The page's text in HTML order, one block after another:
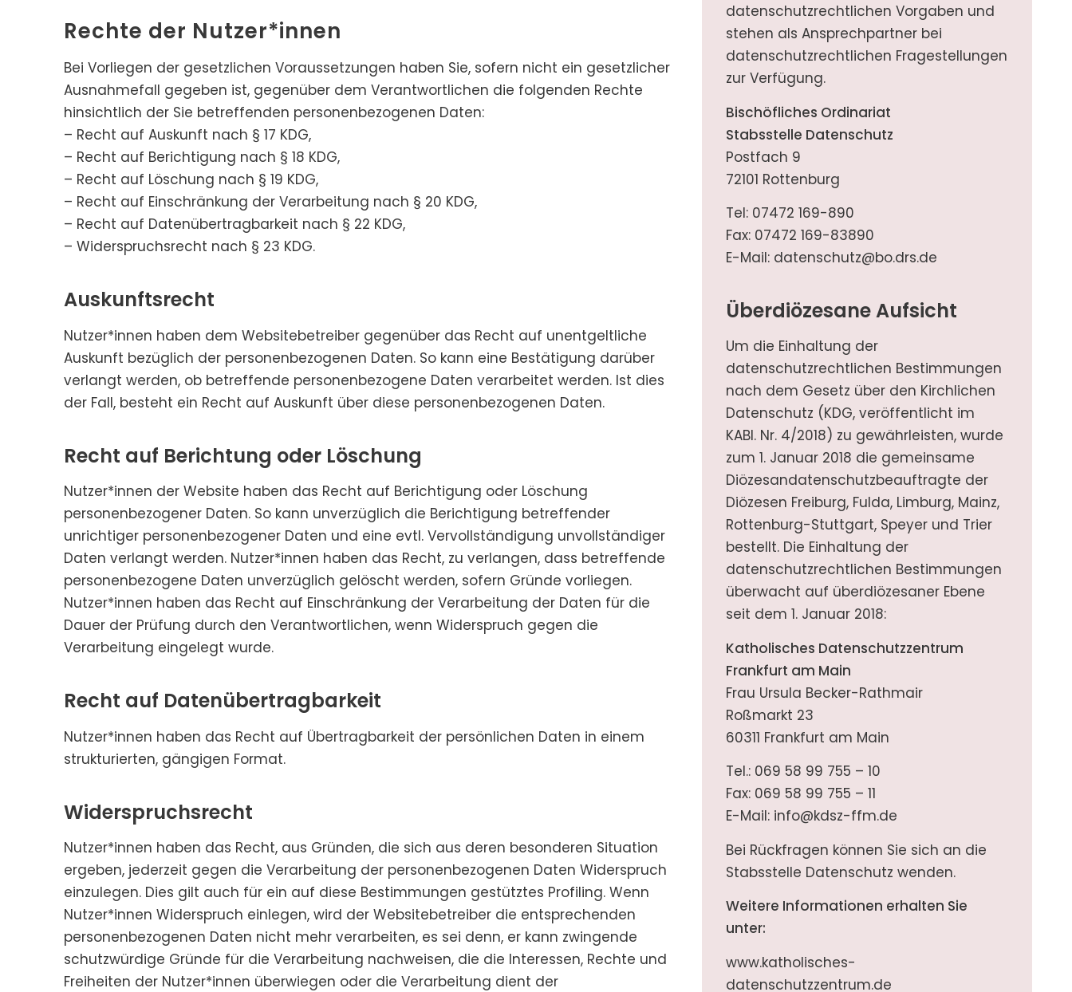
Rechte der Nutzer*innen
Bei Vorliegen der gesetzlichen Voraussetzungen haben Sie, sofern nicht ein gesetzlicher
Ausnahmefall gegeben ist, gegenüber dem Verantwortlichen die folgenden Rechte
hinsichtlich der Sie betreffenden personenbezogenen Daten:
– Recht auf Auskunft nach § 17 KDG,
– Recht auf Berichtigung nach § 18 KDG,
– Recht auf Löschung nach § 19 KDG,
– Recht auf Einschränkung der Verarbeitung nach § 20 KDG,
– Recht auf Datenübertragbarkeit nach § 22 KDG,
– Widerspruchsrecht nach § 23 KDG.
Auskunftsrecht
Nutzer*innen haben dem Websitebetreiber gegenüber das Recht auf unentgeltliche
Auskunft bezüg­lich der personenbezogenen Daten. So kann eine Bestätigung darüber
verlangt werden, ob betreffende personenbezogene Daten verarbeitet werden. Ist dies
der Fall, besteht ein Recht auf Auskunft über diese personenbezogenen Daten.
Recht auf Berichtung oder Löschung
Nutzer*innen der Website haben das Recht auf Berichtigung oder Löschung
personenbezogener Daten. So kann unverzüglich die Berichtigung betreffender
unrichtiger personenbezogener Daten und eine evtl. Vervollständigung unvollständiger
Daten verlangt werden. Nutzer*innen haben das Recht, zu verlangen, dass betreffende
personenbezogene Daten unverzüglich gelöscht werden, sofern Gründe vorliegen.
Nutzer*innen haben das Recht auf Einschränkung der Verarbeitung der Daten für die
Dauer der Prüfung durch den Verantwortlichen, wenn Widerspruch gegen die
Verarbeitung eingelegt wurde.
Recht auf Datenübertragbarkeit
Nutzer*innen haben das Recht auf Übertragbarkeit der persönlichen Daten in einem
strukturierten, gängigen Format.
Widerspruchsrecht
Nutzer*innen haben das Recht, aus Gründen, die sich aus deren besonderen Situation
ergeben, jederzeit gegen die Verarbeitung der personenbezogenen Daten Widerspruch
einzulegen. Dies gilt auch für ein auf diese Bestimmungen gestütztes Profiling. Wenn
Nutzer*innen Widerspruch einlegen, wird der Websitebetreiber die entsprechenden
personenbezogenen Daten nicht mehr verarbeiten, es sei denn, er kann zwingende
schutzwürdige Gründe für die Verarbeitung nachweisen, die die Interessen, Rechte und
Freiheiten der Nutzer*innen überwiegen oder die Verarbeitung dient der
datenschutzrechtlichen Vorgaben und
stehen als Ansprechpartner bei
datenschutzrechtlichen Fragestellungen
zur Verfügung.
Bischöfliches Ordinariat
Stabsstelle Datenschutz
Postfach 9
72101 Rottenburg
Tel: 07472 169-890
Fax: 07472 169-83890
E-Mail: datenschutz@bo.drs.de
Überdiözesane Aufsicht
Um die Einhaltung der
datenschutzrechtlichen Bestimmungen
nach dem Gesetz über den Kirchlichen
Datenschutz (KDG, veröffentlicht im
KABl. Nr. 4/2018) zu gewährleisten, wurde
zum 1. Januar 2018 die gemeinsame
Diözesandatenschutzbeauftragte der
Diözesen Freiburg, Fulda, Limburg, Mainz,
Rottenburg-Stuttgart, Speyer und Trier
bestellt. Die Einhaltung der
datenschutzrechtlichen Bestimmungen
überwacht auf überdiözesaner Ebene
seit dem 1. Januar 2018:
Katholisches Datenschutzzentrum
Frankfurt am Main
Frau Ursula Becker-Rathmair
Roßmarkt 23
60311 Frankfurt am Main
Tel.: 069 58 99 755 – 10
Fax: 069 58 99 755 – 11
E-Mail: info@kdsz-ffm.de
Bei Rückfragen können Sie sich an die
Stabsstelle Datenschutz wenden.
Weitere Informationen erhalten Sie
unter:
www.katholisches-
datenschutzzentrum.de